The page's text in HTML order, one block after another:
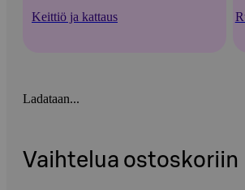
Keittiö ja kattaus
Ladataan...
Vaihtelua ostoskoriin